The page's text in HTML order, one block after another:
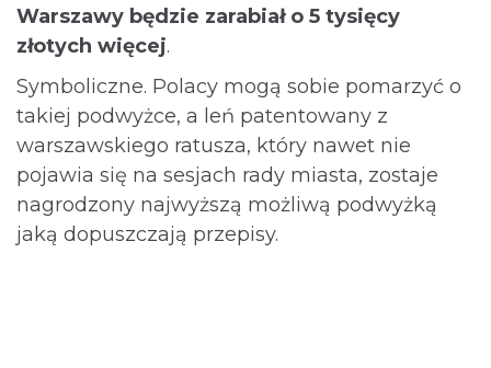
Warszawy będzie zarabiał o 5 tysięcy
złotych więcej.
Symboliczne. Polacy mogą sobie pomarzyć o
takiej podwyżce, a leń patentowany z
warszawskiego ratusza, który nawet nie
pojawia się na sesjach rady miasta, zostaje
nagrodzony najwyższą możliwą podwyżką
jaką dopuszczają przepisy.